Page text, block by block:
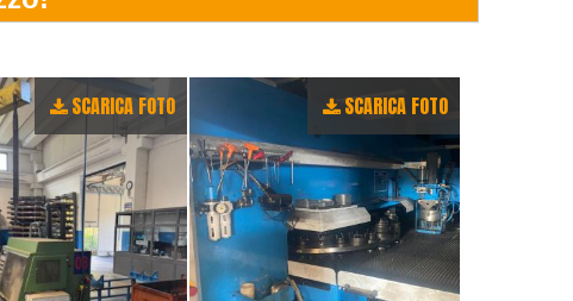
SCARICA FOTO SCARICA FOTO